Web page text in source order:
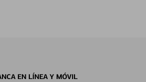
EN LÍNEA Y MÓVIL